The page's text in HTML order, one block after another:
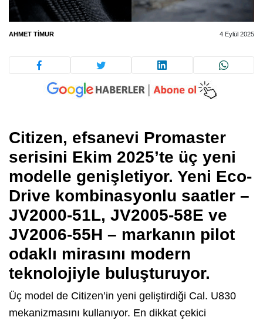
AHMET TIMUR 4 Eylül 2025
Citizen, efsanevi Promaster
serisini Ekim 2025’te üç yeni
modelle genişletiyor. Yeni Eco-
Drive kombinasyonlu saatler –
JV2000-51L, JV2005-58E ve
JV2006-55H – markanın pilot
odaklı mirasını modern
teknolojiyle buluşturuyor.
Üç model de Citizen’in yeni geliştirdiği Cal. U830
mekanizmasını kullanıyor. En dikkat çekici